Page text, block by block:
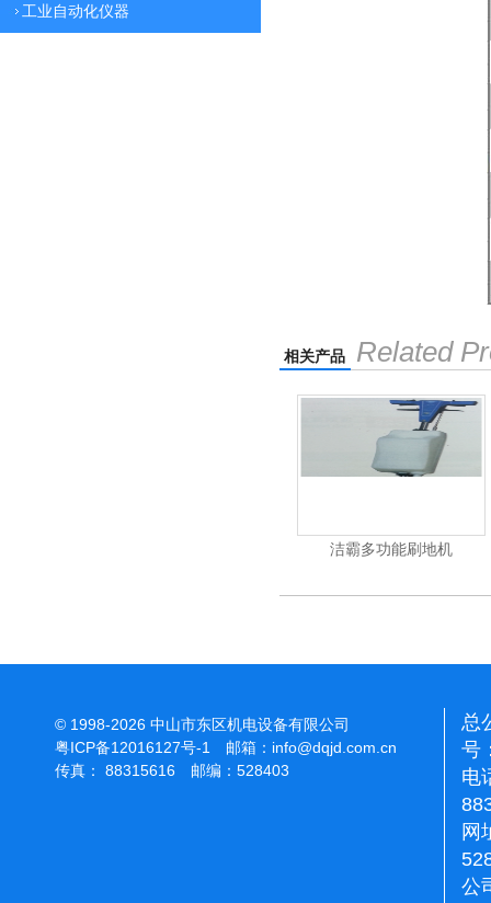
工业自动化仪器
相关产品 Related
洁霸多功能刷地机
© 1998-2026 中山市东区机电设备有限公司
粤ICP备12016127号-1
邮箱： info@dqjd.com.cn
传真： 88315616 邮编：528403
总
号
电
网
公